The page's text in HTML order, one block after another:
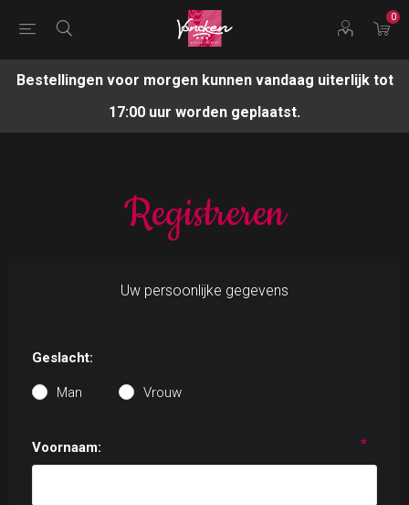
0
Bestellingen voor morgen kunnen vandaag uiterlijk tot
17:00 uur worden geplaatst.
Registreren
Uw persoonlijke gegevens
Geslacht:
Man Vrouw
Voornaam: *